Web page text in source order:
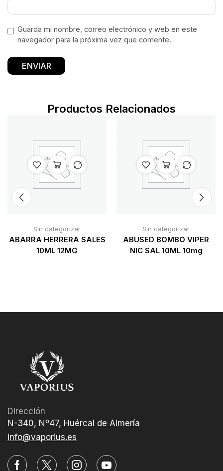
Guarda mi nombre, correo electrónico y web en este
navegador para la próxima vez que comente.
Productos Relacionados
Sin categorizar
ABARRA HERRERA SALES
10ML 12MG
Sin categorizar
ABUSED BOMBO VIPER
NIC SAL 10ML 10mg
Dirección
N-340, Nº47, Huércal de Almería
info@vaporius.es